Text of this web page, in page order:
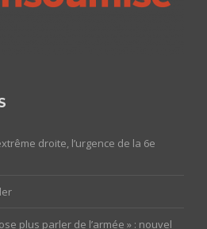
droite, l’urgence de la 6e
plus parler de l’armée » : nouvel